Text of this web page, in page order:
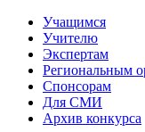
Учащимся
Учителю
Экспертам
Региональным
Спонсорам
Для СМИ
Архив конкурса